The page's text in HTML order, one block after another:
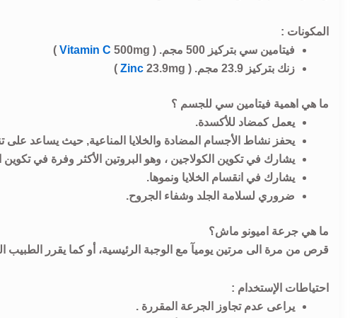
المكونات :
فيتامين سي بتركيز 500 مجم. (
Vitamin C 500mg )
زنك بتركيز 23.9 مجم. (
Zinc 23.9mg )
ما هي اهمية فيتامين سي للجسم ؟
يعمل كمضاد للأكسدة.
يحفز نشاط الأجسام المضادة والخلايا المناعية, حيث يساعد على
يشارك في تكوين الكولاجين ، وهو البروتين الأكثر وفرة في
يشارك في انقسام الخلايا ونموها.
ضروري لسلامة الجلد وشفاء الجروح.
ما هي جرعة اميونو ماش؟
قرص من مرة الى مرتين يوميآ مع الوجبة الرئيسية، أو كما يقرر الطبيب
احتياطات الإستخدام :
يراعى عدم تجاوز الجرعة المقررة .